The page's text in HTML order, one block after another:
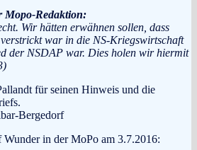
Mopo-Redaktion:
Wir hätten erwähnen sollen, dass
war in die NS-Kriegswirtschaft
der NSDAP war. Dies holen wir hiermit
für seinen Hinweis und die
Bergedorf
in der MoPo am 3.7.2016: